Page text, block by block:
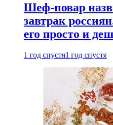
Шеф-повар
завтрак
его просто и
1 год спустя1 год спустя